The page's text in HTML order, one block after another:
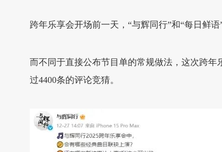
跨年乐享会开场前一天，“与辉同行”和“每日鲜
而不同于直接公布节目单的常规做法，这次跨
过4400条的评论竞猜。